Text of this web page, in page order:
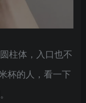
柱体，入口也不
杯的人，看一下